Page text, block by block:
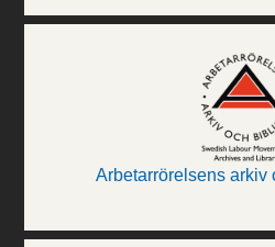
Arbetarrörelsens arkiv